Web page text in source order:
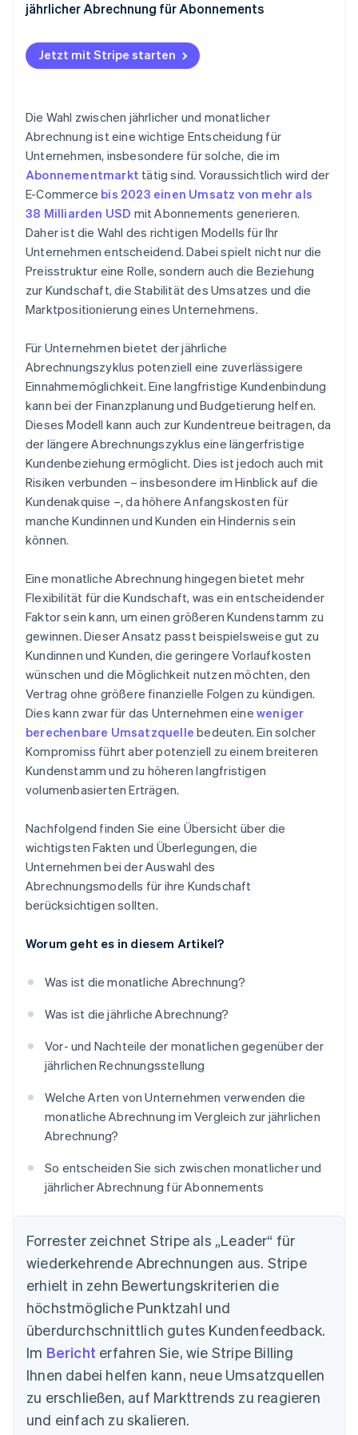
Abrechnung
Unternehmen mit einer Präferenz zur jährlichen
Abrechnung
jährlicher Abrechnung für Abonnements
Machen Sie sich mit Ihrem Kundenstamm vertraut
Analysieren Sie Ihr Produkt oder Ihre Dienstleistung
Analysieren Sie die Konkurrenz und Ihre Position auf
dem Markt
Bewerten Sie die operativen Fähigkeiten
Tests und Feedback
Bieten Sie Flexibilität und Anpassungsfähigkeit
Jetzt mit Stripe starten
Die Wahl zwischen jährlicher und monatlicher
Abrechnung ist eine wichtige Entscheidung für
Unternehmen, insbesondere für solche, die im
Abonnementmarkt tätig sind. Voraussichtlich wird der
E-Commerce bis 2023 einen Umsatz von mehr als
38 Milliarden USD mit Abonnements generieren.
Daher ist die Wahl des richtigen Modells für Ihr
Unternehmen entscheidend. Dabei spielt nicht nur die
Preisstruktur eine Rolle, sondern auch die Beziehung
zur Kundschaft, die Stabilität des Umsatzes und die
Marktpositionierung eines Unternehmens.
Für Unternehmen bietet der jährliche
Abrechnungszyklus potenziell eine zuverlässigere
Einnahmemöglichkeit. Eine langfristige Kundenbindung
kann bei der Finanzplanung und Budgetierung helfen.
Dieses Modell kann auch zur Kundentreue beitragen, da
der längere Abrechnungszyklus eine längerfristige
Kundenbeziehung ermöglicht. Dies ist jedoch auch mit
Risiken verbunden – insbesondere im Hinblick auf die
Kundenakquise –, da höhere Anfangskosten für
manche Kundinnen und Kunden ein Hindernis sein
können.
Eine monatliche Abrechnung hingegen bietet mehr
Flexibilität für die Kundschaft, was ein entscheidender
Faktor sein kann, um einen größeren Kundenstamm zu
gewinnen. Dieser Ansatz passt beispielsweise gut zu
Kundinnen und Kunden, die geringere Vorlaufkosten
wünschen und die Möglichkeit nutzen möchten, den
Vertrag ohne größere finanzielle Folgen zu kündigen.
Dies kann zwar für das Unternehmen eine weniger
berechenbare Umsatzquelle bedeuten. Ein solcher
Kompromiss führt aber potenziell zu einem breiteren
Kundenstamm und zu höheren langfristigen
volumenbasierten Erträgen.
Nachfolgend finden Sie eine Übersicht über die
wichtigsten Fakten und Überlegungen, die
Unternehmen bei der Auswahl des
Abrechnungsmodells für ihre Kundschaft
berücksichtigen sollten.
Worum geht es in diesem Artikel?
Was ist die monatliche Abrechnung?
Was ist die jährliche Abrechnung?
Vor- und Nachteile der monatlichen gegenüber der
jährlichen Rechnungsstellung
Welche Arten von Unternehmen verwenden die
monatliche Abrechnung im Vergleich zur jährlichen
Abrechnung?
So entscheiden Sie sich zwischen monatlicher und
jährlicher Abrechnung für Abonnements
Forrester zeichnet Stripe als „Leader“ für
wiederkehrende Abrechnungen aus. Stripe
erhielt in zehn Bewertungskriterien die
höchstmögliche Punktzahl und
überdurchschnittlich gutes Kundenfeedback.
Im Bericht erfahren Sie, wie Stripe Billing
Ihnen dabei helfen kann, neue Umsatzquellen
zu erschließen, auf Markttrends zu reagieren
und einfach zu skalieren.